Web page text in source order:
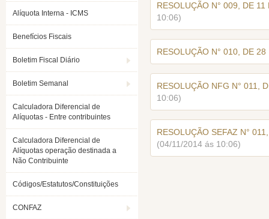
Alíquota Interna - ICMS
Benefícios Fiscais
Boletim Fiscal Diário
Boletim Semanal
Calculadora Diferencial de
Alíquotas - Entre contribuintes
Calculadora Diferencial de
Alíquotas operação destinada a
Não Contribuinte
Códigos/Estatutos/Constituições
CONFAZ
RESOLUÇÃO N° 009, DE
10:06)
RESOLUÇÃO N° 010, DE
RESOLUÇÃO NFG N° 011,
10:06)
RESOLUÇÃO SEFAZ N°
(04/11/2014 ás 10:06)